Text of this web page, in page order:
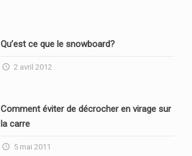
Qu’est ce que le snowboard?
2 avril 2012
Comment éviter de décrocher en virage sur
la carre
5 mai 2011